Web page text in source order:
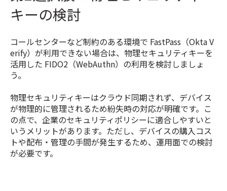
キーの検討
コールセンターなど制約のある環境で FastPass（Okta V
erify）が利用できない場合は、物理セキュリティキーを
活用した FIDO2（WebAuthn）の利用を検討しましょ
う。
物理セキュリティキーはクラウド同期されず、デバイス
が物理的に管理されるため紛失時の対応が明確です。こ
の点で、企業のセキュリティポリシーに適合しやすいと
いうメリットがあります。ただし、デバイスの購入コス
トや配布・管理の手間が発生するため、運用面での検討
が必要です。